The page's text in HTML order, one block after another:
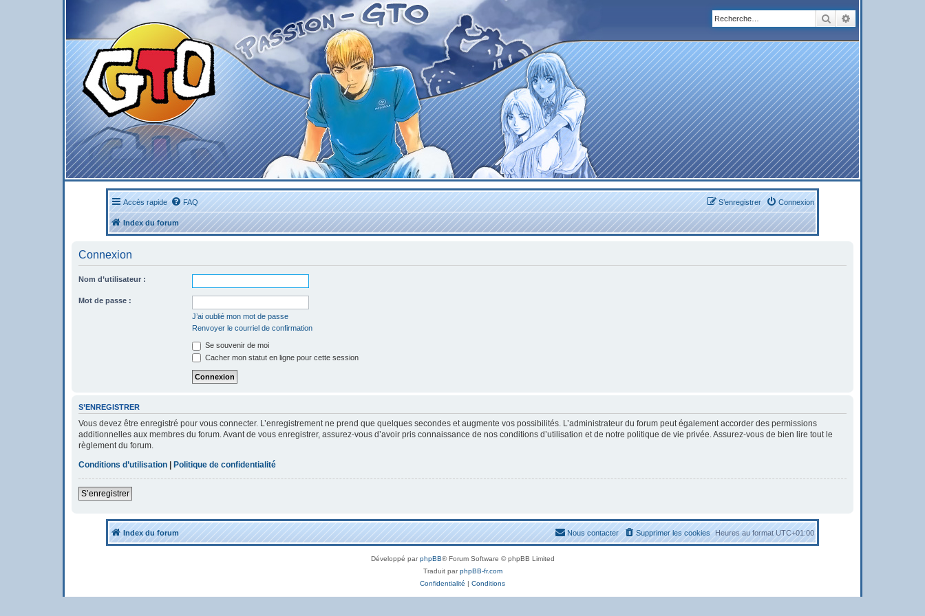
Rechercher
Accès rapide FAQ Connexion
S’enregistrer
Index du forum
Connexion
Nom d’utilisateur :
Mot de passe :
J’ai oublié mon mot de passe
Renvoyer le courriel de confirmation
Se souvenir de moi
Cacher mon statut en ligne pour cette session
S’ENREGISTRER
Vous devez être enregistré pour vous connecter. L’enregistrement ne prend que quelques secondes et augmente vos possibilités. L’administrateur du forum peut également accorder des permissions
additionnelles aux membres du forum. Avant de vous enregistrer, assurez-vous d’avoir pris connaissance de nos conditions d’utilisation et de notre politique de vie privée. Assurez-vous de bien lire tout le
règlement du forum.
Conditions d’utilisation | Politique de confidentialité
S’enregistrer
Index du forum Heures au formatUTC+01:00
Supprimer les cookies
Nous contacter
Développé parphpBB® Forum Software © phpBB Limited
Traduit parphpBB-fr.com
Confidentialité | Conditions